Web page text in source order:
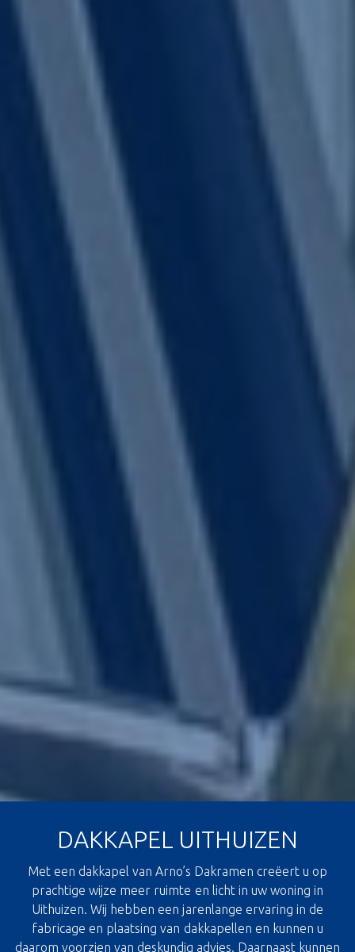
DAKKAPEL UITHUIZEN
Met een dakkapel van Arno’s Dakramen creëert u op
prachtige wijze meer ruimte en licht in uw woning in
Uithuizen. Wij hebben een jarenlange ervaring in de
fabricage en plaatsing van dakkapellen en kunnen u
daarom voorzien van deskundig advies. Daarnaast kunnen